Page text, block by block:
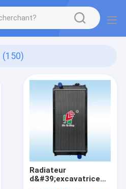
(150)
Radiateur
d&#39;excavatrice